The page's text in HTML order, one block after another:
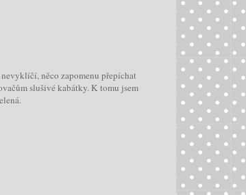
něco zapomenu přepíchat
slušivé kabátky. K tomu jsem